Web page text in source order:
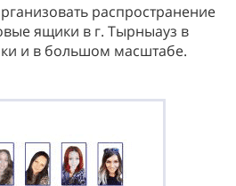
распространение
ящики в г. Тырныауз в
и в большом масштабе.